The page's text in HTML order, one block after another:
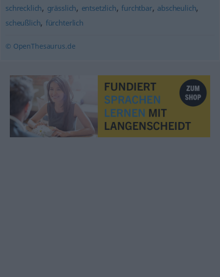
schrecklich, grässlich, entsetzlich,furchtbar, abscheulich,
scheußlich, fürchterlich
© OpenThesaurus.de